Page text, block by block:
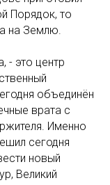
Порядок, то
на Землю.
- это центр
объединён
врата с
Именно
сегодня
новый
Великий